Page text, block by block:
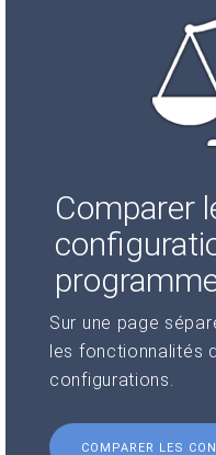
Comparer
Sur une page
les fonctionnalités
configurations.
COMPARER LES